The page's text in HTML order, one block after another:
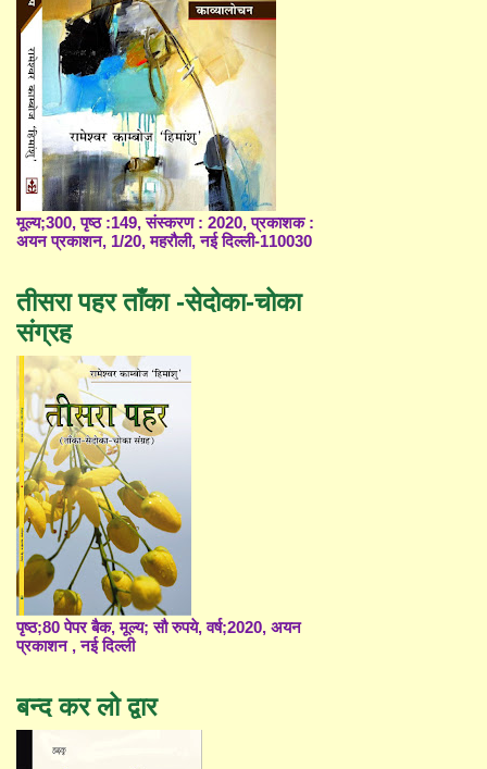
मूल्य;300, पृष्ठ :149, संस्करण : 2020, प्रकाशक :
अयन प्रकाशन, 1/20, महरौली, नई दिल्ली-110030
तीसरा पहर ताँका -सेदोका-चोका
संग्रह
पृष्ठ;80 पेपर बैक, मूल्य; सौ रुपये, वर्ष;2020, अयन
प्रकाशन , नई दिल्ली
बन्द कर लो द्वार